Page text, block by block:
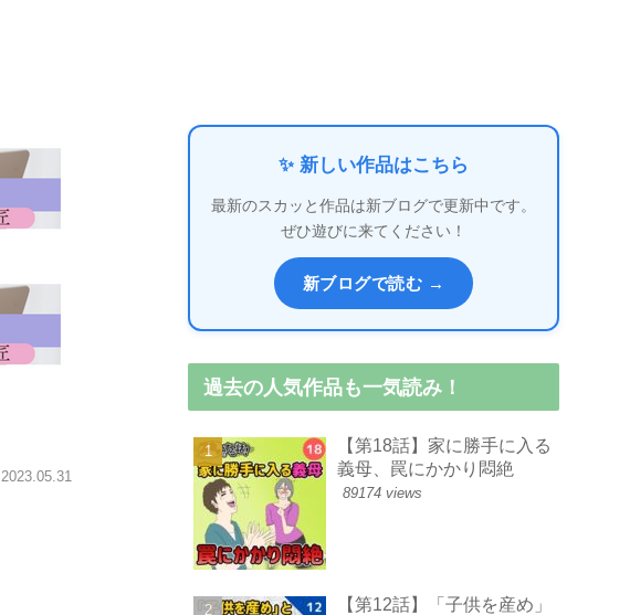
2023.05.31
✨ 新しい作品はこちら
最新のスカッと作品は新ブログで更新中です。
ぜひ遊びに来てください！
新ブログで読む →
過去の人気作品も一気読み！
【第18話】家に勝手に入る
義母、罠にかかり悶絶
89174 views
【第12話】「子供を産め」